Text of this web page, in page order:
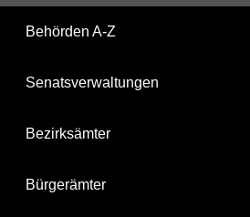
Behörden A-Z
Senatsverwaltungen
Bezirksämter
Bürgerämter